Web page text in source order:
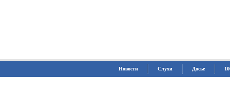
Новости Слухи Досье